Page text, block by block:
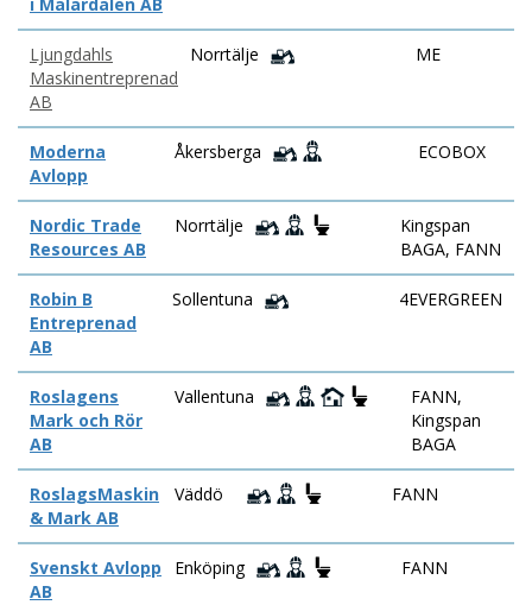
Ljungdahls
Maskinentreprenad
AB
Norrtälje ME
Moderna
Avlopp
Åkersberga ECOBOX
Nordic Trade
Resources AB
Norrtälje
Kingspan
BAGA, FANN
Robin B
Entreprenad
AB
Sollentuna 4EVERGREEN
Roslagens
Mark och Rör
AB
Vallentuna
FANN,
Kingspan
BAGA
RoslagsMaskin
& Mark AB
Väddö FANN
Svenskt Avlopp
AB
Enköping FANN